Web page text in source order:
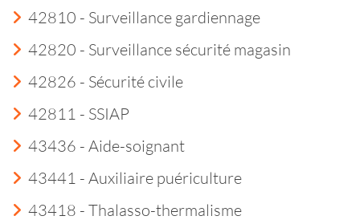
42810 - Surveillance gardiennage
42820 - Surveillance sécurité magasin
42826 - Sécurité civile
42811 - SSIAP
43436 - Aide-soignant
43441 - Auxiliaire puériculture
43418 - Thalasso-thermalisme